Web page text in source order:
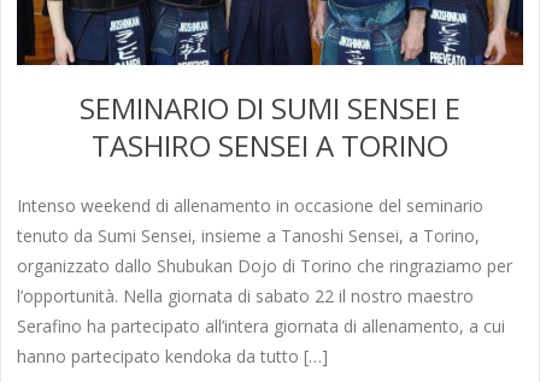
SEMINARIO DI SUMI SENSEI E
TASHIRO SENSEI A TORINO
Intenso weekend di allenamento in occasione del seminario
tenuto da Sumi Sensei, insieme a Tanoshi Sensei, a Torino,
organizzato dallo Shubukan Dojo di Torino che ringraziamo per
l’opportunità. Nella giornata di sabato 22 il nostro maestro
Serafino ha partecipato all’intera giornata di allenamento, a cui
hanno partecipato kendoka da tutto […]